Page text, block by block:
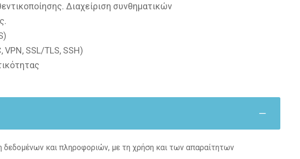
Διαχείριση συνθηματικών
SSL/TLS, SSH)
δεδομένων και πληροφοριών, με τη χρήση και των απαραίτητων